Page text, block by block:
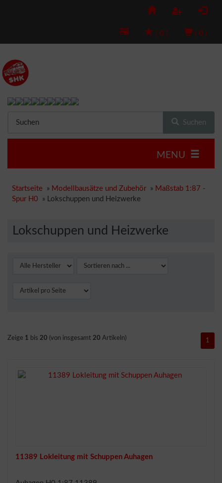
( 0 ) ( 0 )
Suchen
MENU
Startseite » Modellbausätze und Zubehör » Maßstab 1:87 -
Spur H0 » Lokschuppen und Heizwerke
Lokschuppen und Heizwerke
Zeige 1 bis 20 (von insgesamt 20 Artikeln) 1
11389 Lokleitung mit Schuppen Auhagen